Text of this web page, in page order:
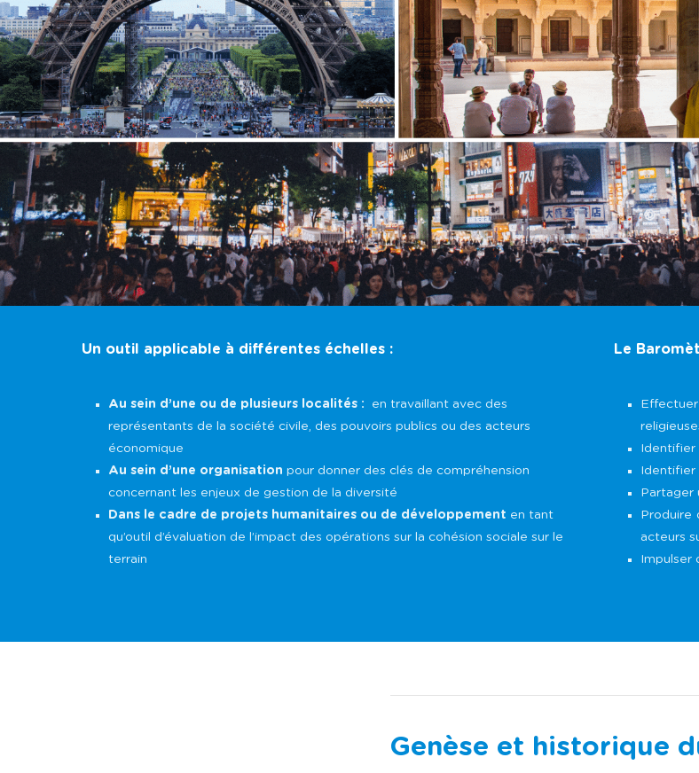
Un outil applicable à différentes échelles :
Au sein d’une ou de plusieurs localités :
en travaillant avec des
représentants de la société civile, des pouvoirs publics ou des acteurs
économique
Au sein d’une organisation pour donner des clés de compréhension
concernant les enjeux de gestion de la diversité
Dans le cadre de projets humanitaires ou de développement en tant
qu’outil d’évaluation de l’impact des opérations sur la cohésion sociale sur le
terrain
Le
Identifier
Identifier
Partager
Produire
acteurs
Impulser
Genèse et historique